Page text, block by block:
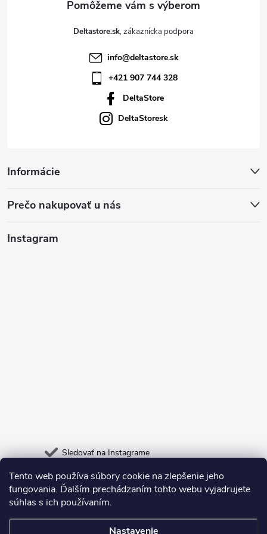
Tento web používa súbory cookie na zlepšenie jeho
fungovania. Ďalším prechádzaním tohto webu vyjadrujete
súhlas s ich používaním.
Nastavenie
Deltastore.sk
info@deltastore.sk
+421 907 744 328
DeltaStore
DeltaStoresk
Informácie
Prečo nakupovať u nás
Instagram
Sledovať na Instagrame
Heureka.sk Odpadneš.sk